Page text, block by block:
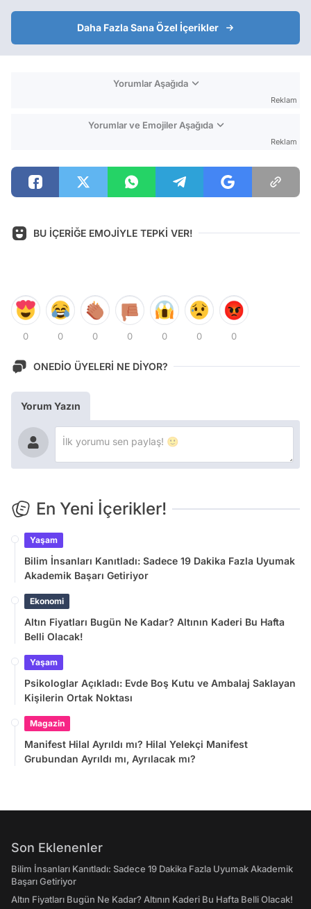
Daha Fazla Sana Özel İçerikler
Yorumlar Aşağıda
Reklam
Yorumlar ve Emojiler Aşağıda
Reklam
BU İÇERİĞE EMOJİYLE TEPKİ VER!
0 0 0 0 0 0 0
ONEDİO ÜYELERİ NE DİYOR?
Yorum Yazın
En Yeni İçerikler!
Yaşam
Bilim İnsanları Kanıtladı: Sadece 19 Dakika Fazla Uyumak
Akademik Başarı Getiriyor
Ekonomi
Altın Fiyatları Bugün Ne Kadar? Altının Kaderi Bu Hafta
Belli Olacak!
Yaşam
Psikologlar Açıkladı: Evde Boş Kutu ve Ambalaj Saklayan
Kişilerin Ortak Noktası
Magazin
Manifest Hilal Ayrıldı mı? Hilal Yelekçi Manifest
Grubundan Ayrıldı mı, Ayrılacak mı?
Son Eklenenler
Bilim İnsanları Kanıtladı: Sadece 19 Dakika Fazla Uyumak Akademik
Başarı Getiriyor
Altın Fiyatları Bugün Ne Kadar? Altının Kaderi Bu Hafta Belli Olacak!